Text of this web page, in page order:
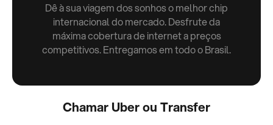
Dê à sua viagem dos sonhos o melhor chip
internacional do mercado. Desfrute da
máxima cobertura de internet a preços
competitivos. Entregamos em todo o Brasil.
Chamar Uber ou Transfer